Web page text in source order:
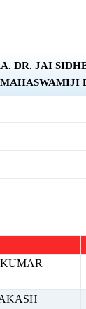
DR. JAI